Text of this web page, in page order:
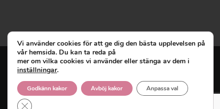
innehar upphovsrätten till denna site och
reserverar sig alla rättigheter därtill.
Vi använder cookies för att ge dig den bästa upplevelsen på
vår hemsida. Du kan ta reda på
mer om vilka cookies vi använder eller stänga av dem i
inställningar.
Godkänn kakor Avböj kakor Anpassa val
Close GDPR Cookie Banner